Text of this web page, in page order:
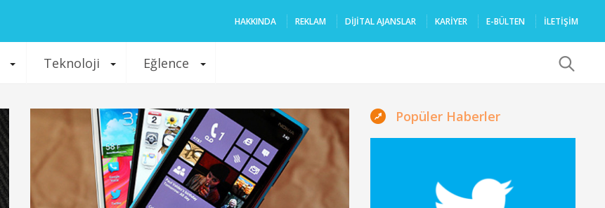
HAKKINDA REKLAM DIJITAL AJANSLAR KARIYER E-BÜLTEN İLETİŞİM
Teknoloji Eğlence
Popüler Haberler